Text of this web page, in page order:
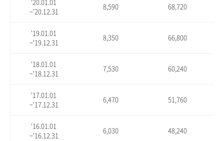
~'20.12.31
8,590 68,720
'19.01.01
~'19.12.31
8,350 66,800
'18.01.01
~'18.12.31
7,530 60,240
'17.01.01
~'17.12.31
6,470 51,760
'16.01.01
~'16.12.31
6,030 48,240